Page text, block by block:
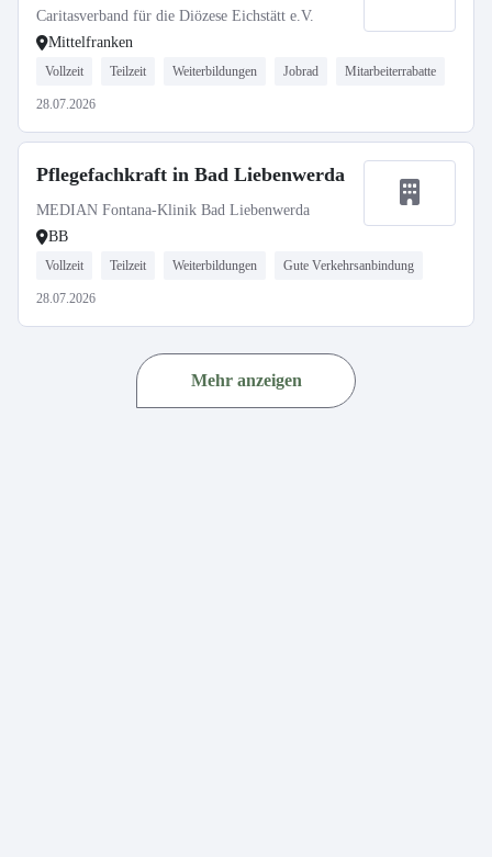
Caritasverband für die Diözese Eichstätt e.V.
Mittelfranken
Vollzeit Teilzeit Weiterbildungen Jobrad Mitarbeiterrabatte
28.07.2026
Pflegefachkraft in Bad Liebenwerda
MEDIAN Fontana-Klinik Bad Liebenwerda
BB
Vollzeit Teilzeit Weiterbildungen Gute Verkehrsanbindung
28.07.2026
Mehr anzeigen